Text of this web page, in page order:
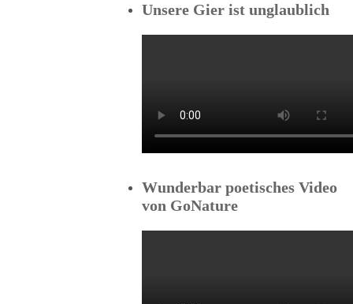
Unsere Gier ist unglaublich
Wunderbar poetisches Video
von GoNature